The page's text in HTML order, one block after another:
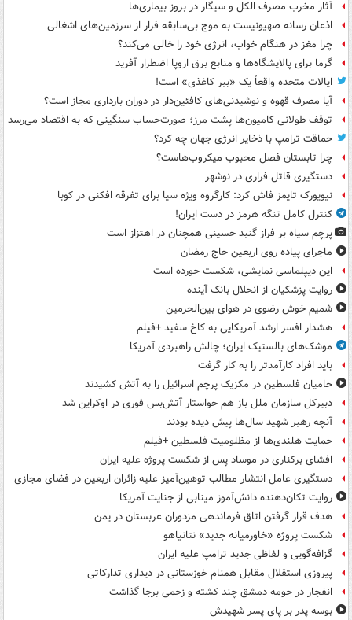
آثار مخرب مصرف الکل و سیگار در بروز بیماری‌ها
اذعان رسانه صهیونیست به موج بی‌سابقه فرار از سرزمین‌های اشغالی
چرا مغز در هنگام خواب، انرژی خود را خالی می‌کند؟
گرما برای پالایشگاه‌ها و منابع برق اروپا اضطرار آفرید
ایالات متحده واقعاً یک «ببر کاغذی» است!
آیا مصرف قهوه و نوشیدنی‌های کافئین‌دار در دوران بارداری مجاز است؟
توقف طولانی کامیون‌ها پشت مرز؛ صورت‌حساب سنگینی که به اقتصاد می‌رسد
حماقت ترامپ با ذخایر انرژی جهان چه کرد؟
چرا تابستان فصل محبوب میکروب‌هاست؟
دستگیری قاتل فراری در نوشهر
نیویورک تایمز فاش کرد: کارگروه ویژه سیا برای تفرقه افکنی در کوبا
کنترل کامل تنگه هرمز در دست ایران!
پرچم سیاه بر فراز گنبد حسینی همچنان در اهتزاز است
ماجرای پیاده روی اربعین حاج رمضان
این دیپلماسی نمایشی، شکست خورده است
روایت پزشکیان از انحلال بانک آینده
شمیم خوش رضوی در هوای بین‌الحرمین
هشدار افسر ارشد آمریکایی به کاخ سفید +فیلم
موشک‌های بالستیک ایران؛ چالش راهبردی آمریکا
باید افراد کارآمدتر را به کار گرفت
حامیان فلسطین در مکزیک پرچم اسرائیل را به آتش کشیدند
دبیرکل سازمان ملل باز هم خواستار آتش‌بس فوری در اوکراین شد
آنچه رهبر شهید سال‌ها پیش دیده بودند
حمایت هلندی‌ها از مظلومیت فلسطین +فیلم
افشای برکناری در موساد پس از شکست پروژه علیه ایران
دستگیری عامل انتشار مطالب توهین‌آمیز علیه زائران اربعین در فضای مجازی
روایت تکان‌دهنده دانش‌آموز مینابی از جنایت آمریکا
هدف قرار گرفتن اتاق‌ فرماندهی مزدوران عربستان در یمن
شکست پروژه «خاورمیانه جدید» نتانیاهو
گزافه‌گویی و لفاظی جدید ترامپ علیه ایران
پیروزی استقلال مقابل همنام خوزستانی در دیداری تدارکاتی
انفجار در حومه دمشق چند کشته و زخمی برجا گذاشت
بوسه‌ پدر بر پای پسر شهیدش